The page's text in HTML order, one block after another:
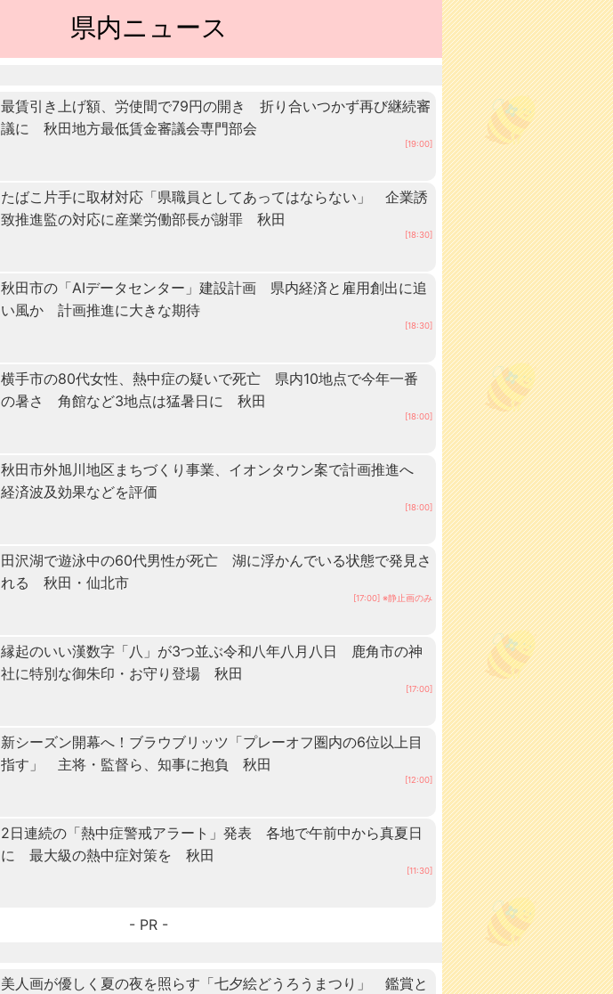
県内ニュース
最賃引き上げ額、労使間で79円の開き 折り合いつかず再び継続審
議に 秋田地方最低賃金審議会専門部会
[19:00]
たばこ片手に取材対応「県職員としてあってはならない」 企業誘
致推進監の対応に産業労働部長が謝罪 秋田
[18:30]
秋田市の「AIデータセンター」建設計画 県内経済と雇用創出に追
い風か 計画推進に大きな期待
[18:30]
横手市の80代女性、熱中症の疑いで死亡 県内10地点で今年一番
の暑さ 角館など3地点は猛暑日に 秋田
[18:00]
秋田市外旭川地区まちづくり事業、イオンタウン案で計画推進へ
経済波及効果などを評価
[18:00]
田沢湖で遊泳中の60代男性が死亡 湖に浮かんでいる状態で発見さ
れる 秋田・仙北市
[17:00] ※静止画のみ
縁起のいい漢数字「八」が3つ並ぶ令和八年八月八日 鹿角市の神
社に特別な御朱印・お守り登場 秋田
[17:00]
新シーズン開幕へ！ブラウブリッツ「プレーオフ圏内の6位以上目
指す」 主将・監督ら、知事に抱負 秋田
[12:00]
2日連続の「熱中症警戒アラート」発表 各地で午前中から真夏日
に 最大級の熱中症対策を 秋田
[11:30]
- PR -
美人画が優しく夏の夜を照らす「七夕絵どうろうまつり」 鑑賞と